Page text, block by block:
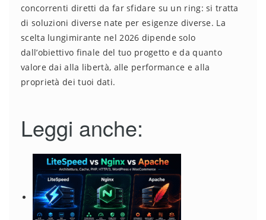
concorrenti diretti da far sfidare su un ring: si tratta
di soluzioni diverse nate per esigenze diverse. La
scelta lungimirante nel 2026 dipende solo
dall’obiettivo finale del tuo progetto e da quanto
valore dai alla libertà, alle performance e alla
proprietà dei tuoi dati.
Leggi anche: